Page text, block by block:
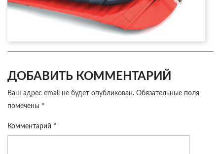
ДОБАВИТЬ КОММЕНТАРИЙ
Ваш адрес email не будет опубликован. Обязательные поля
помечены *
Комментарий *